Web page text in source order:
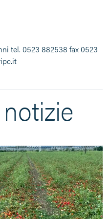
tel. 0523 882538 fax 0523